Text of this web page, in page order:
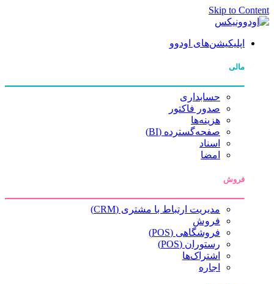
Skip to Content
اپلیکیشن‌های اودوو
مالی
حسابداری
صدور فاکتور
هزینه‌ها
صفحه‌گسترده (BI)
اسناد
امضا
فروش
مدیریت ارتباط با مشتری (CRM)
فروش
فروشگاهی (POS)
رستوران (POS)
اشتراک‌ها
اجاره